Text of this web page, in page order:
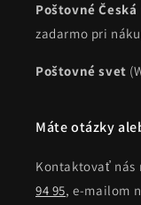
Poštovné
zadarmo pri
Poštovné svet
Máte otázky
Kontaktovať nás
94 95, e-mailom